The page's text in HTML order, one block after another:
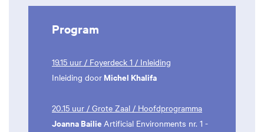
Program
19.15 uur / Foyerdeck 1 / Inleiding
Inleiding door Michel Khalifa
20.15 uur / Grote Zaal / Hoofdprogramma
Joanna Bailie Artificial Environments nr. 1 -